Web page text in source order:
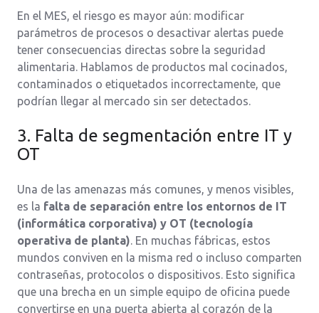
En el MES, el riesgo es mayor aún: modificar
parámetros de procesos o desactivar alertas puede
tener consecuencias directas sobre la seguridad
alimentaria. Hablamos de productos mal cocinados,
contaminados o etiquetados incorrectamente, que
podrían llegar al mercado sin ser detectados.
3. Falta de segmentación entre IT y
OT
Una de las amenazas más comunes, y menos visibles,
es la falta de separación entre los entornos de IT
(informática corporativa) y OT (tecnología
operativa de planta). En muchas fábricas, estos
mundos conviven en la misma red o incluso comparten
contraseñas, protocolos o dispositivos. Esto significa
que una brecha en un simple equipo de oficina puede
convertirse en una puerta abierta al corazón de la